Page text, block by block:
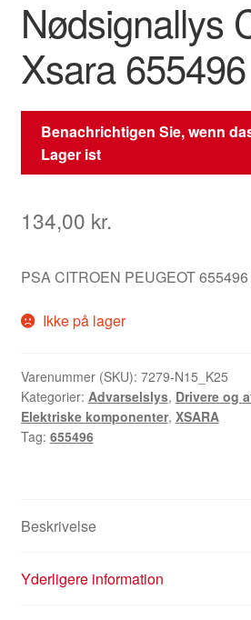
Nødsignallys
Xsara 655496
Benachrichtigen Sie, wenn
Lager ist
134,00 kr.
PSA CITROEN PEUGEOT
Ikke på lager
Varenummer (SKU): 7279-N15_K25
Kategorier: Advarselslys, Drivere og
Elektriske komponenter, XSARA
Tag: 655496
Beskrivelse
Yderligere information